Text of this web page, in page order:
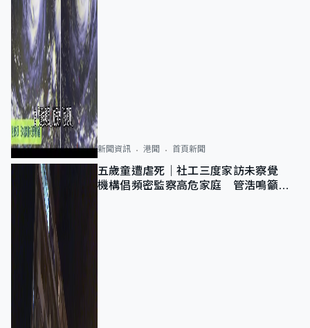
新聞資訊 港聞 首頁新聞
五歲童遭虐死｜社工三度家訪未察覺
機構倡頻密監察高危家庭 管浩鳴籲加